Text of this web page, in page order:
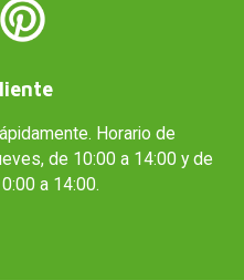
Horario de
de 10:00 a 14:00 y de
a 14:00.